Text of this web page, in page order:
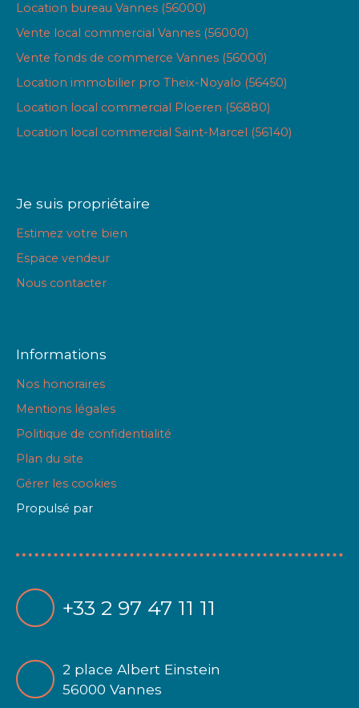
Location bureau Vannes (56000)
Vente local commercial Vannes (56000)
Vente fonds de commerce Vannes (56000)
Location immobilier pro Theix-Noyalo (56450)
Location local commercial Ploeren (56880)
Location local commercial Saint-Marcel (56140)
Je suis propriétaire
Estimez votre bien
Espace vendeur
Nous contacter
Informations
Nos honoraires
Mentions légales
Politique de confidentialité
Plan du site
Gérer les cookies
Propulsé par
+33 2 97 47 11 11
2 place Albert Einstein
56000 Vannes